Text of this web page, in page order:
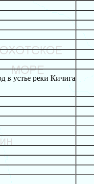
в устье реки Кичига